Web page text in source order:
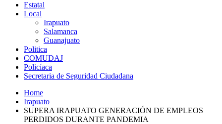
Estatal
Local
Irapuato
Salamanca
Guanajuato
Politica
COMUDAJ
Policíaca
Secretaria de Seguridad Ciudadana
Home
Irapuato
SUPERA IRAPUATO GENERACIÓN DE EMPLEOS
PERDIDOS DURANTE PANDEMIA